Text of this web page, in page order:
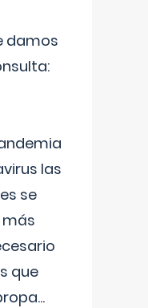
damos
las
se
más
que
...